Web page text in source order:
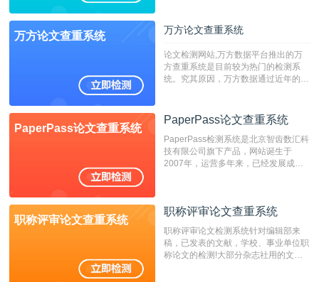
万方论文查重系统 万方论文查重系统
论文检测网站,万方数据平台推出的万
方查重系统是目前较为热门的检测系
统。究其原因，万方数据通过近年的发
检测系统，其真实性和权威性无可厚
非。其次，相对于知网而言，万方检测
费用少，上手容易，是学生初次论文查
重的推荐系统。
PaperPass论文查重系统
PaperPass论文查重系统
PaperPass检测系统是北京智齿数汇科
技有限公司旗下产品，网站诞生于
2007年，运营多年来，已经发展成为
检测速度快、精度高，市场反映良好。
职称评审论文查重系统
职称评审论文查重系统
职称评审论文检测系统针对编辑部来
稿，已发表的文献，学校、事业单位职
称论文的检测!大部分杂志社用的文献